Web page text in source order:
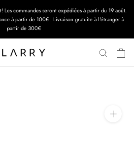
Les commandes seront expédiées à partir du 19 août.
à partir de 100€ | Livraison gratuite à l'étranger à
partir de 300€